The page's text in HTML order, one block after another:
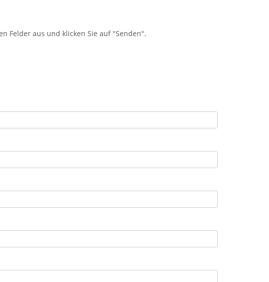
Felder aus und klicken Sie auf "Senden".